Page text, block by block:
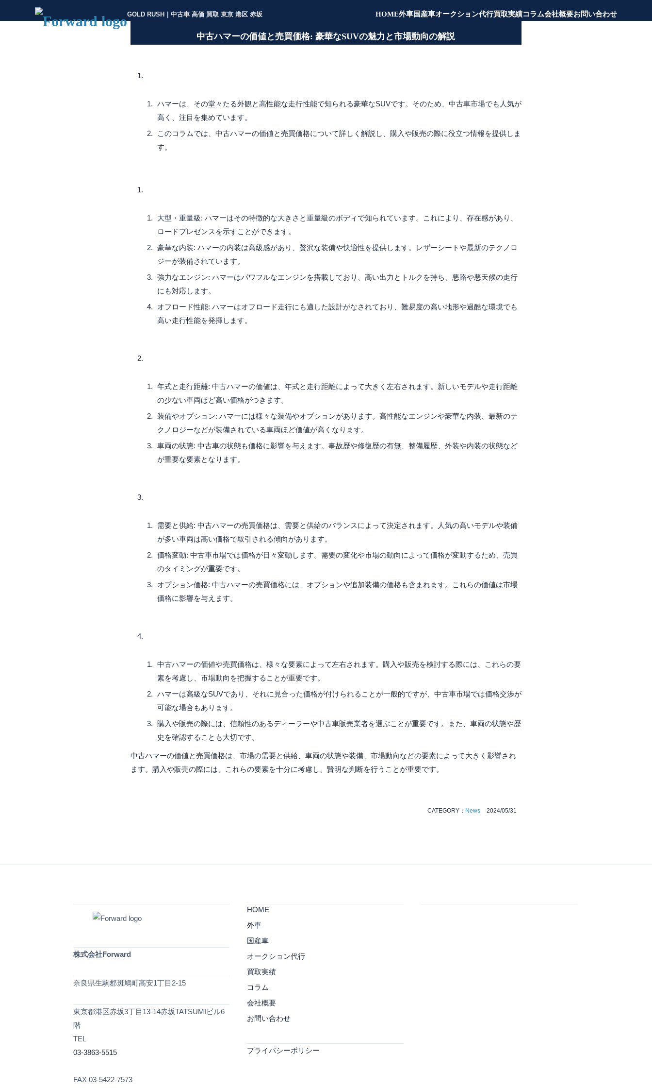
GOLD RUSH｜中古車 高価 買取 東京 港区 赤坂 HOME外車国産車オークション代行買取実績コラム会社概要お問い合わせ
中古ハマーの価値と売買価格: 豪華なSUVの魅力と市場動向の解説
ハマーは、その堂々たる外観と高性能な走行性能で知られる豪華なSUVです。そのため、中古車市場でも人気が
高く、注目を集めています。
このコラムでは、中古ハマーの価値と売買価格について詳しく解説し、購入や販売の際に役立つ情報を提供しま
す。
大型・重量級: ハマーはその特徴的な大きさと重量級のボディで知られています。これにより、存在感があり、
ロードプレゼンスを示すことができます。
豪華な内装: ハマーの内装は高級感があり、贅沢な装備や快適性を提供します。レザーシートや最新のテクノロ
ジーが装備されています。
強力なエンジン: ハマーはパワフルなエンジンを搭載しており、高い出力とトルクを持ち、悪路や悪天候の走行
にも対応します。
オフロード性能: ハマーはオフロード走行にも適した設計がなされており、難易度の高い地形や過酷な環境でも
高い走行性能を発揮します。
年式と走行距離: 中古ハマーの価値は、年式と走行距離によって大きく左右されます。新しいモデルや走行距離
の少ない車両ほど高い価格がつきます。
装備やオプション: ハマーには様々な装備やオプションがあります。高性能なエンジンや豪華な内装、最新のテ
クノロジーなどが装備されている車両ほど価値が高くなります。
車両の状態: 中古車の状態も価格に影響を与えます。事故歴や修復歴の有無、整備履歴、外装や内装の状態など
が重要な要素となります。
需要と供給: 中古ハマーの売買価格は、需要と供給のバランスによって決定されます。人気の高いモデルや装備
が多い車両は高い価格で取引される傾向があります。
価格変動: 中古車市場では価格が日々変動します。需要の変化や市場の動向によって価格が変動するため、売買
のタイミングが重要です。
オプション価格: 中古ハマーの売買価格には、オプションや追加装備の価格も含まれます。これらの価値は市場
価格に影響を与えます。
中古ハマーの価値や売買価格は、様々な要素によって左右されます。購入や販売を検討する際には、これらの要
素を考慮し、市場動向を把握することが重要です。
ハマーは高級なSUVであり、それに見合った価格が付けられることが一般的ですが、中古車市場では価格交渉が
可能な場合もあります。
購入や販売の際には、信頼性のあるディーラーや中古車販売業者を選ぶことが重要です。また、車両の状態や歴
史を確認することも大切です。
中古ハマーの価値と売買価格は、市場の需要と供給、車両の状態や装備、市場動向などの要素によって大きく影響され
ます。購入や販売の際には、これらの要素を十分に考慮し、賢明な判断を行うことが重要です。
CATEGORY： News 2024/05/31
株式会社Forward
奈良県生駒郡斑鳩町高安1丁目2-15
東京都港区赤坂3丁目13-14赤坂TATSUMIビル6
階
TEL
03-3863-5515
FAX 03-5422-7573
HOME
外車
国産車
オークション代行
買取実績
コラム
会社概要
お問い合わせ
プライバシーポリシー